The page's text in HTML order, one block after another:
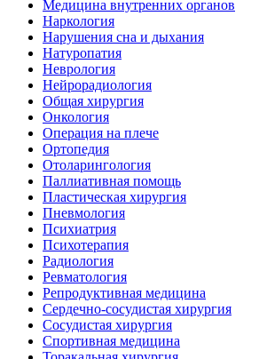
Медицина внутренних органов
Наркология
Нарушения сна и дыхания
Натуропатия
Неврология
Нейрорадиология
Общая хирургия
Онкология
Операция на плече
Ортопедия
Отоларингология
Паллиативная помощь
Пластическая хирургия
Пневмология
Психиатрия
Психотерапия
Радиология
Ревматология
Репродуктивная медицина
Сердечно-сосудистая хирургия
Сосудистая хирургия
Спортивная медицина